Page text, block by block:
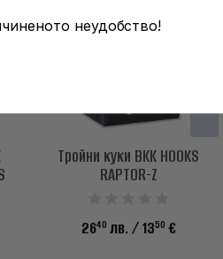
Тройни куки BKK HOOKS
RAPTOR-Z
2640 лв. / 1350 €
неудобство!